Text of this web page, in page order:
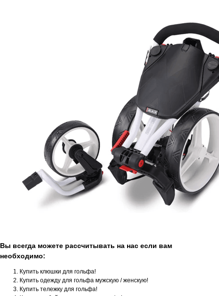
Вы всегда можете рассчитывать на нас если вам
необходимо:
Купить клюшки для гольфа!
Купить одежду для гольфа мужскую / женскую!
Купить тележку для гольфа!